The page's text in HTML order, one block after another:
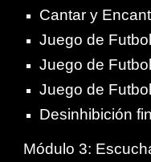
Cantar y
Juego de Futbol
Juego de Futbol
Juego de
Desinhibición
Módulo 3: